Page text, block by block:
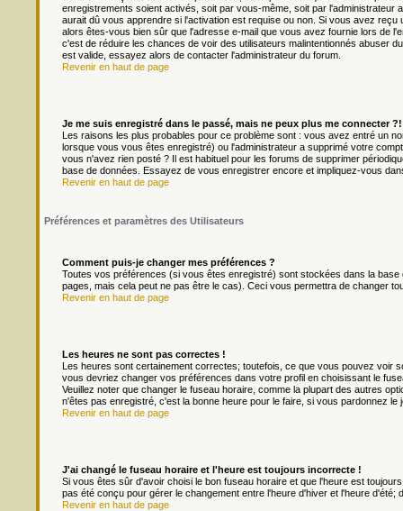
enregistrements soient activés, soit par vous-même, soit par
aurait dû vous apprendre si l'activation est requise ou non. Si vous avez
alors êtes-vous bien sûr que l'adresse e-mail que vous avez fournie lors de
c'est de réduire les chances de voir des utilisateurs malintentionnés abuser
est valide, essayez alors de contacter l'administrateur du forum.
Revenir en haut de page
Je me suis enregistré dans le passé, mais ne peux plus me connecter ?!
Les raisons les plus probables pour ce problème sont : vous avez entré un
lorsque vous vous êtes enregistré) ou l'administrateur a supprimé votre
vous n'avez rien posté ? Il est habituel pour les forums de supprimer
base de données. Essayez de vous enregistrer encore et impliquez-vous
Revenir en haut de page
Préférences et paramètres des Utilisateurs
Comment puis-je changer mes préférences ?
Toutes vos préférences (si vous êtes enregistré) sont stockées dans la
pages, mais cela peut ne pas être le cas). Ceci vous permettra de changer
Revenir en haut de page
Les heures ne sont pas correctes !
Les heures sont certainement correctes; toutefois, ce que vous pouvez voir
vous devriez changer vos préférences dans votre profil en choisissant le
Veuillez noter que changer le fuseau horaire, comme la plupart des autres
n'êtes pas enregistré, c'est la bonne heure pour le faire, si vous pardonnez le
Revenir en haut de page
J'ai changé le fuseau horaire et l'heure est toujours incorrecte !
Si vous êtes sûr d'avoir choisi le bon fuseau horaire et que l'heure est
pas été conçu pour gérer le changement entre l'heure d'hiver et l'heure
Revenir en haut de page